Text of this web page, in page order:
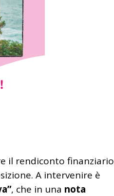
il rendiconto finanziario
A intervenire è
, che in una nota